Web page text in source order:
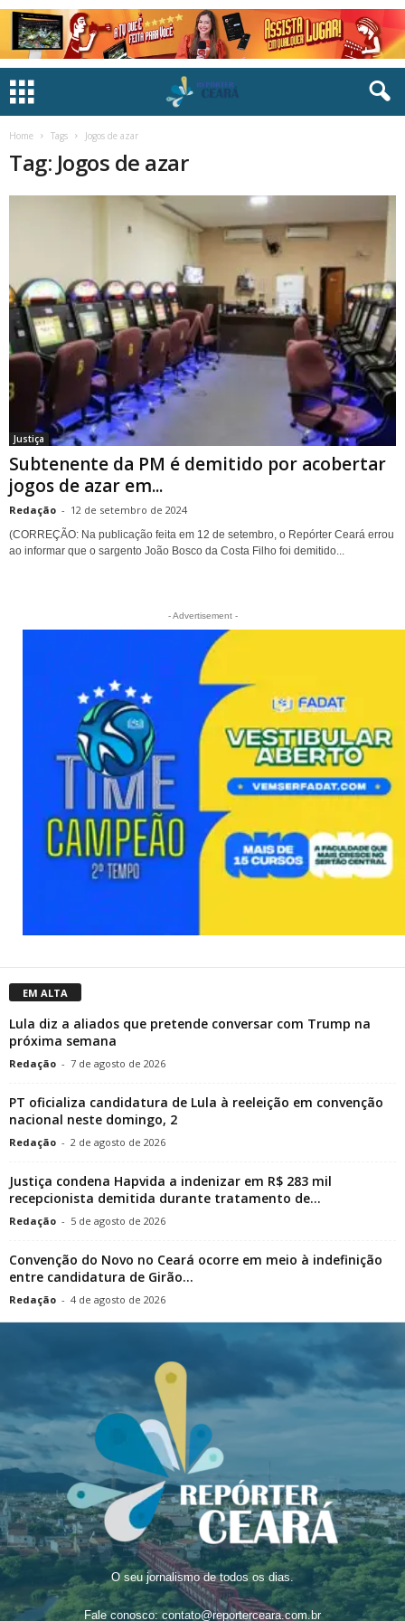
Home Tags Jogos de azar
Tag: Jogos de azar
Justiça
Subtenente da PM é demitido por acobertar
jogos de azar em...
Redação - 12 de setembro de 2024
(CORREÇÃO: Na publicação feita em 12 de setembro, o Repórter Ceará errou
ao informar que o sargento João Bosco da Costa Filho foi demitido...
- Advertisement -
EM ALTA
Lula diz a aliados que pretende conversar com Trump na
próxima semana
Redação - 7 de agosto de 2026
PT oficializa candidatura de Lula à reeleição em convenção
nacional neste domingo, 2
Redação - 2 de agosto de 2026
Justiça condena Hapvida a indenizar em R$ 283 mil
recepcionista demitida durante tratamento de...
Redação - 5 de agosto de 2026
Convenção do Novo no Ceará ocorre em meio à indefinição
entre candidatura de Girão...
Redação - 4 de agosto de 2026
O seu jornalismo de todos os dias.
Fale conosco: contato@reporterceara.com.br